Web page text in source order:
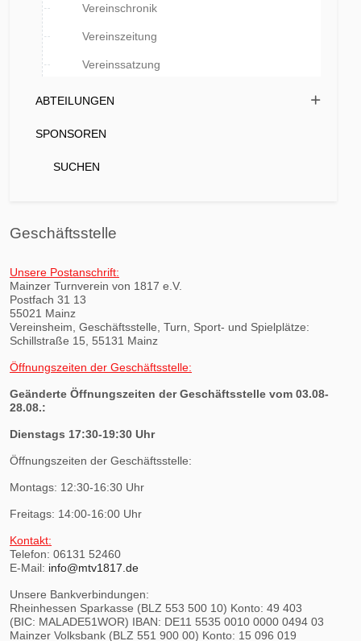
Vereinschronik
Vereinszeitung
Vereinssatzung
ABTEILUNGEN
SPONSOREN
SUCHEN
Geschäftsstelle
Unsere Postanschrift:
Mainzer Turnverein von 1817 e.V.
Postfach 31 13
55021 Mainz
Vereinsheim, Geschäftsstelle, Turn, Sport- und Spielplätze:
Schillstraße 15, 55131 Mainz
Öffnungszeiten der Geschäftsstelle:
Geänderte Öffnungszeiten der Geschäftsstelle vom 03.08-
28.08.:
Dienstags 17:30-19:30 Uhr
Öffnungszeiten der Geschäftsstelle:
Montags: 12:30-16:30 Uhr
Freitags: 14:00-16:00 Uhr
Kontakt:
Telefon: 06131 52460
E-Mail: info@mtv1817.de
Unsere Bankverbindungen:
Rheinhessen Sparkasse (BLZ 553 500 10) Konto: 49 403
(BIC: MALADE51WOR) IBAN: DE11 5535 0010 0000 0494 03
Mainzer Volksbank (BLZ 551 900 00) Konto: 15 096 019